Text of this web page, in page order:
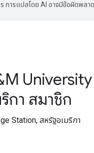
การแปลโดย AI อาจมีข้อผิดพลาด
University
กา สมาชิก
Station, สหรัฐอเมริกา